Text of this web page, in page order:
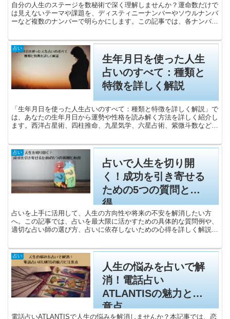
自分の人生のステージを数秘術で深く理解しませんか？運命数だけで
は見えないテーマや課題を、ディスティニーナンバーやソウルナンバ
ーなど複数のナンバーで明らかにします。この記事では、各ナンバー
占い
生年月日を使った人生
占いのすべて：種類と
特徴を詳しく解説
「生年月日を使った人生占いのすべて：種類と特徴を詳しく解説」で
は、あなたの生年月日から運勢や性格を読み解く方法を詳しく紹介し
ます。西洋占星術、四柱推命、九星気学、六星占術、紫微斗数など、
一助となる情報を提供します。
占い
占いで人生を切り開
く！成功を引き寄せる
ための5つの質問と心
得
占いを上手に活用して、人生の方向性や将来の不安を解消したい方
へ。この記事では、占いを最大限に活かすための具体的な質問例や、
適切な占い師の選び方、占いに依存しないための心得を詳しく解説し
占い
人生の悩みを占いで解
消！電話占い
ATLANTISの魅力と注
意点
電話占いATLANTISで人生の悩みを解消しませんか？本記事では、恋